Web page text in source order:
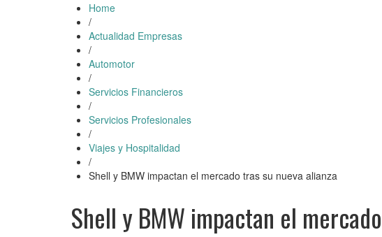
Home
/
Actualidad Empresas
/
Automotor
/
Servicios Financieros
/
Servicios Profesionales
/
Viajes y Hospitalidad
/
Shell y BMW impactan el mercado tras su nueva alianza
Shell y BMW impactan el